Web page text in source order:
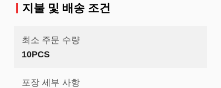
지불 및 배송 조건
최소 주문 수량
10PCS
포장 세부 사항